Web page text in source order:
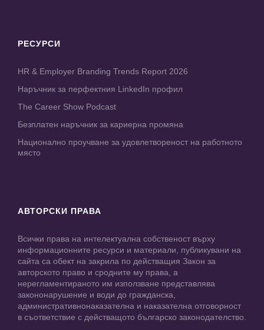
РЕСУРСИ
HR & Employer Branding Trends Report 2026
Наръчник за перфектния LinkedIn профил
The Career Show Podcast
Безплатен наръчник за кариерна промяна
Национално проучване за удовлетвореност на работното
място
АВТОРСКИ ПРАВА
Всички права на интелектуална собственост върху
информационните ресурси и материали, публикувани на
сайта са обект на закрила по действащия Закон за
авторското право и сродните му права, а
нерегламентираното им използване представлява
закононарушение и води до гражданска,
административнонаказателна и наказателна отговорност
в съответствие с действащото българско законодателство.